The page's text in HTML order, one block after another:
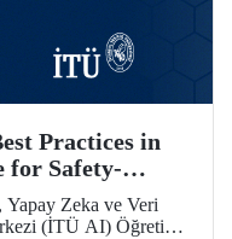
Practices in
for Safety-
Ufuk
Zeka ve Veri
(İTÜ AI) Öğretim